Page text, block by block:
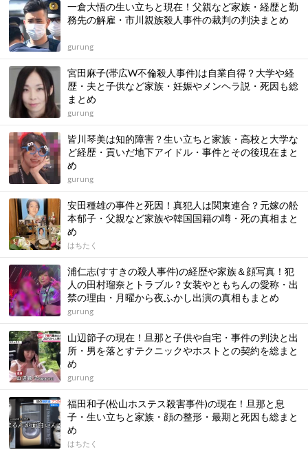
一倉大悟の生い立ちと現在！父親など家族・経歴と勤
務先の解雇・市川親族殺人事件の裁判の判決まとめ
gurung
宮田麻子(帯広W不倫殺人事件)は自業自得？大学や経
歴・夫と子供など家族・妊娠やメンヘラ説・死因も総
まとめ
gurung
皆川琴美は知的障害？生い立ちと家族・高校と大学な
ど経歴・貢いだ地下アイドル・事件とその後現在まと
め
gurung
安田種雄の事件と死因！真犯人は関東連合？元嫁の舩
本郁子・父親など家族や韓国国籍の噂・死の真相まと
め
はちたく
浦仁志(すすきの殺人事件)の経歴や家族＆顔写真！犯
人の田村瑠奈とトラブル？女装やともちんの愛称・出
禁の理由・月曜から夜ふかし出演の真相もまとめ
gurung
山辺節子の現在！旦那と子供や自宅・事件の判決と出
所・男を落とすテクニックやホストとの契約を総まと
め
gurung
福田和子(松山ホステス殺害事件)の現在！旦那と息
子・生い立ちと家族・顔の整形・最期と死因も総まと
め
はちたく